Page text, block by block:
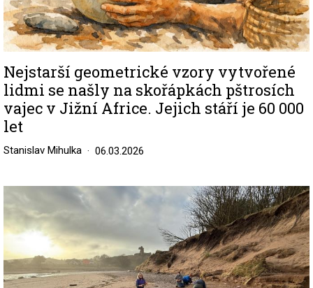
Nejstarší geometrické vzory vytvořené
lidmi se našly na skořápkách pštrosích
vajec v Jižní Africe. Jejich stáří je 60 000
let
Stanislav Mihulka 06.03.2026
Image